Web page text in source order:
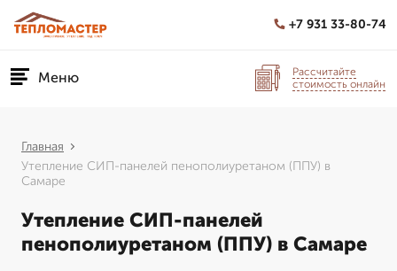
+7 931 33-80-74
Меню
Рассчитайте
стоимость онлайн
Главная
Утепление СИП-панелей пенополиуретаном (ППУ) в
Самаре
Утепление СИП-панелей
пенополиуретаном (ППУ) в Самаре